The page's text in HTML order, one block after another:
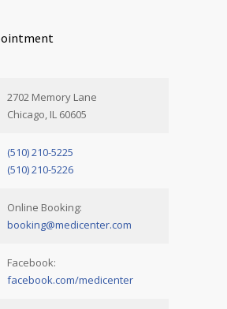
2702 Memory Lane
Chicago, IL 60605
(510) 210-5225
(510) 210-5226
Online Booking:
booking@medicenter.com
Facebook:
facebook.com/medicenter